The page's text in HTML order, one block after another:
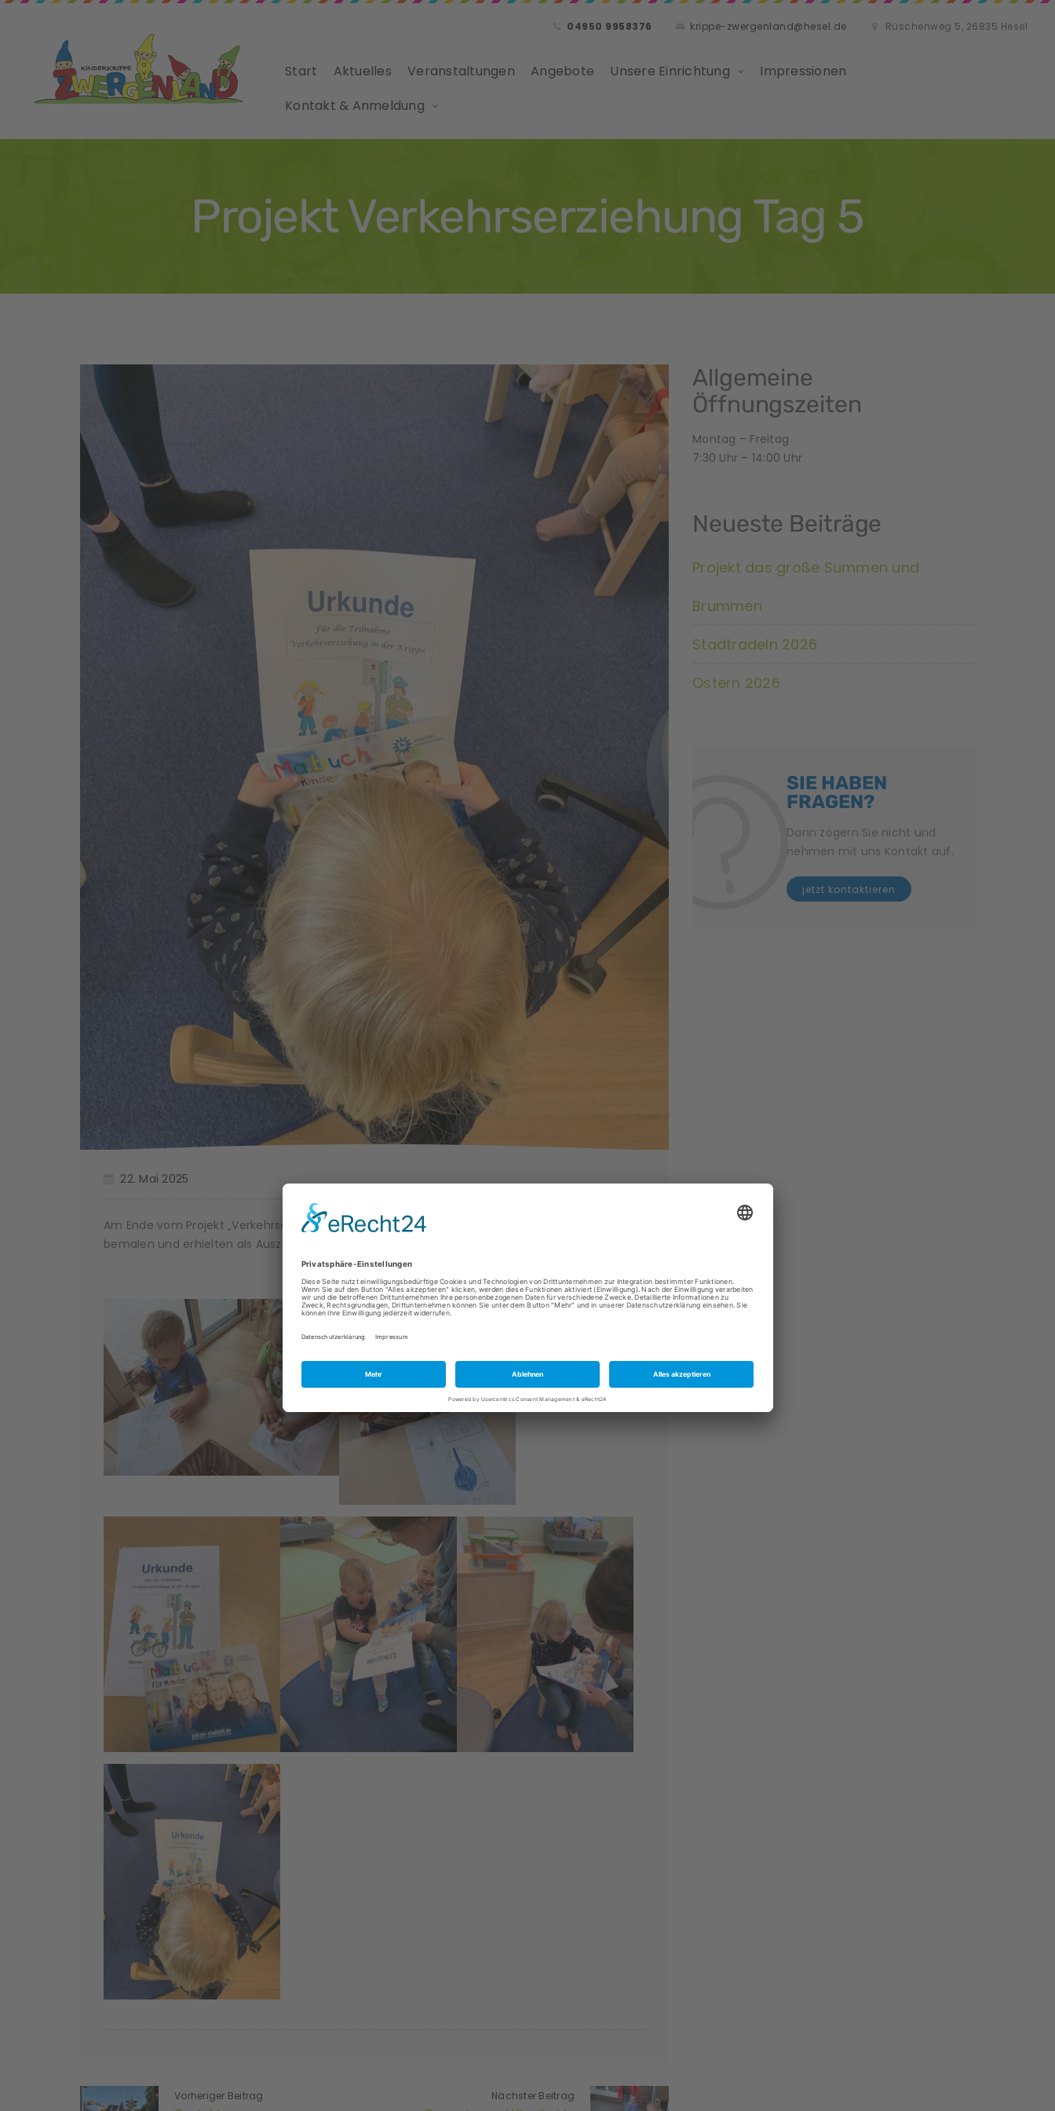
04950 9958376 krippe-zwergenland@hesel.de Rüschenweg 5, 26835 Hesel
Start Aktuelles Veranstaltungen Angebote Unsere Einrichtung
Impressionen
Kontakt & Anmeldung
Projekt Verkehrserziehung Tag 5
22. Mai 2025
Am Ende vom Projekt „Verkehrserziehung“, hatten die Kinder die Möglichkeit Verkehrsbilder zu
bemalen und erhielten als Auszeichnung eine Urkunde und ein Polizei-Malbuch.
Vorheriger Beitrag Nächster Beitrag
Allgemeine
Öffnungszeiten
Montag – Freitag
7:30 Uhr – 14:00 Uhr
Neueste Beiträge
Projekt das große Summen und
Brummen
Stadtradeln 2026
Ostern 2026
SIE HABEN
FRAGEN?
Dann zögern Sie nicht und
nehmen mit uns Kontakt auf.
jetzt kontaktieren